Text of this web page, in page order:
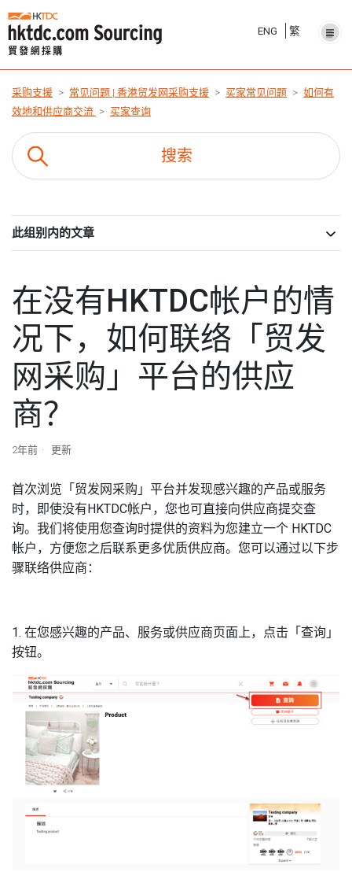
ENG 繁
采购支援 常见问题 | 香港贸发网采购支援 买家常见问题
如何有
效地和供应商交流
买家查询
此组别内的文章
在没有HKTDC帐户的情
况下，如何联络「贸发
网采购」平台的供应
商？
2年前 更新
首次浏览「贸发网采购」平台并发现感兴趣的产品或服务
时，即使没有HKTDC帐户，您也可直接向供应商提交查
询。我们将使用您查询时提供的资料为您建立一个 HKTDC
帐户，方便您之后联系更多优质供应商。您可以通过以下步
骤联络供应商：
1. 在您感兴趣的产品、服务或供应商页面上，点击「查询」
按钮。